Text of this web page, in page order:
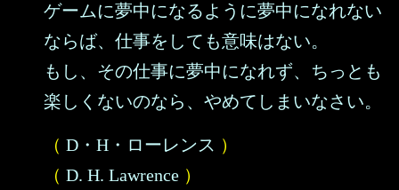
ゲームに夢中になるように夢中になれない
ならば、仕事をしても意味はない。
もし、その仕事に夢中になれず、ちっとも
楽しくないのなら、やめてしまいなさい。
（ D・H・ローレンス ）
（ D. H. Lawrence ）